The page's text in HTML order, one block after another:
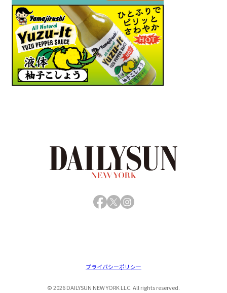
Facebook
X Instagram
© 2026 DAILYSUN NEW YORK LLC. All rights reserved.
プライバシーポリシー